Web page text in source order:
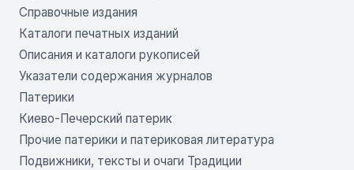
Справочные издания
Каталоги печатных изданий
Описания и каталоги рукописей
Указатели содержания журналов
Патерики
Киево-Печерский патерик
Прочие патерики и патериковая литература
Подвижники, тексты и очаги Традиции